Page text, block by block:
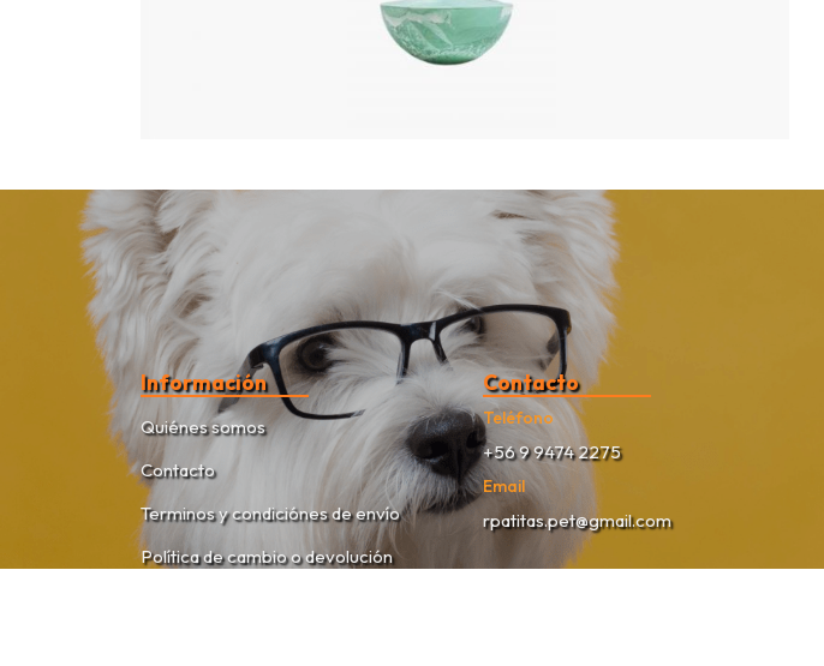
Información
Quiénes somos
Contacto
Terminos y condiciónes de envío
Política de cambio o devolución
Contacto
Teléfono
+56 9 9474 2275
Email
rpatitas.pet@gmail.com